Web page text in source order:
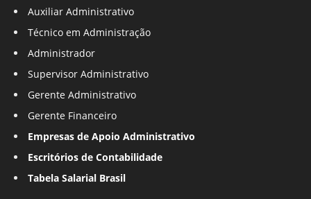
Auxiliar Administrativo
Técnico em Administração
Administrador
Supervisor Administrativo
Gerente Administrativo
Gerente Financeiro
Empresas de Apoio Administrativo
Escritórios de Contabilidade
Tabela Salarial Brasil